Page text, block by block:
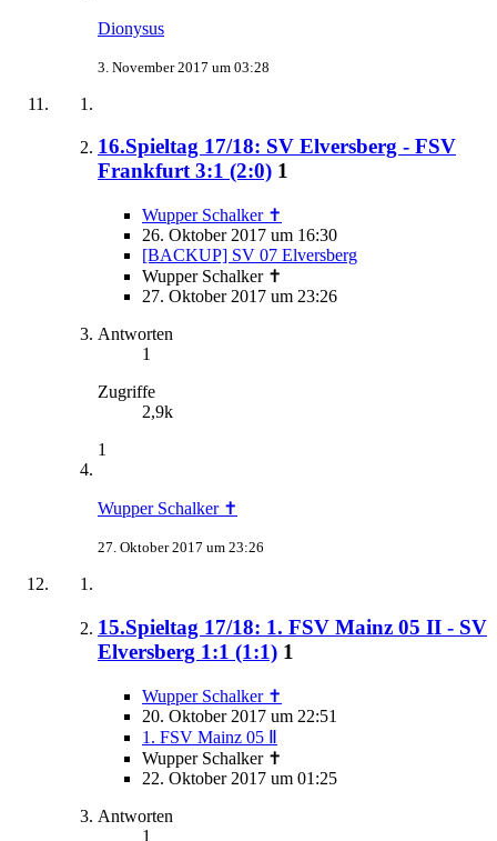
Dionysus
3. November 2017 um 03:28
16.Spieltag 17/18: SV Elversberg - FSV
Frankfurt 3:1 (2:0) 1
Wupper Schalker ✝
26. Oktober 2017 um 16:30
[BACKUP] SV 07 Elversberg
Wupper Schalker ✝
27. Oktober 2017 um 23:26
Antworten
1
Zugriffe
2,9k
1
Wupper Schalker ✝
27. Oktober 2017 um 23:26
15.Spieltag 17/18: 1. FSV Mainz 05 II - SV
Elversberg 1:1 (1:1) 1
Wupper Schalker ✝
20. Oktober 2017 um 22:51
1. FSV Mainz 05 Ⅱ
Wupper Schalker ✝
22. Oktober 2017 um 01:25
Antworten
1